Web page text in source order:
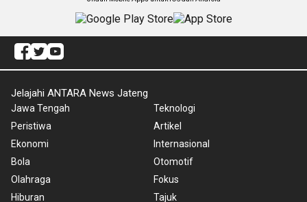
Jelajahi ANTARA News Jateng
Jawa Tengah
Peristiwa
Ekonomi
Bola
Olahraga
Hiburan
Teknologi
Artikel
Internasional
Otomotif
Fokus
Tajuk